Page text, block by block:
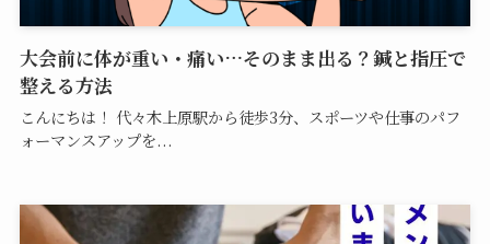
大会前に体が重い・痛い…そのまま出る？鍼と指圧で
整える方法
こんにちは！ 代々木上原駅から徒歩3分、スポーツや仕事のパフ
ォーマンスアップを...